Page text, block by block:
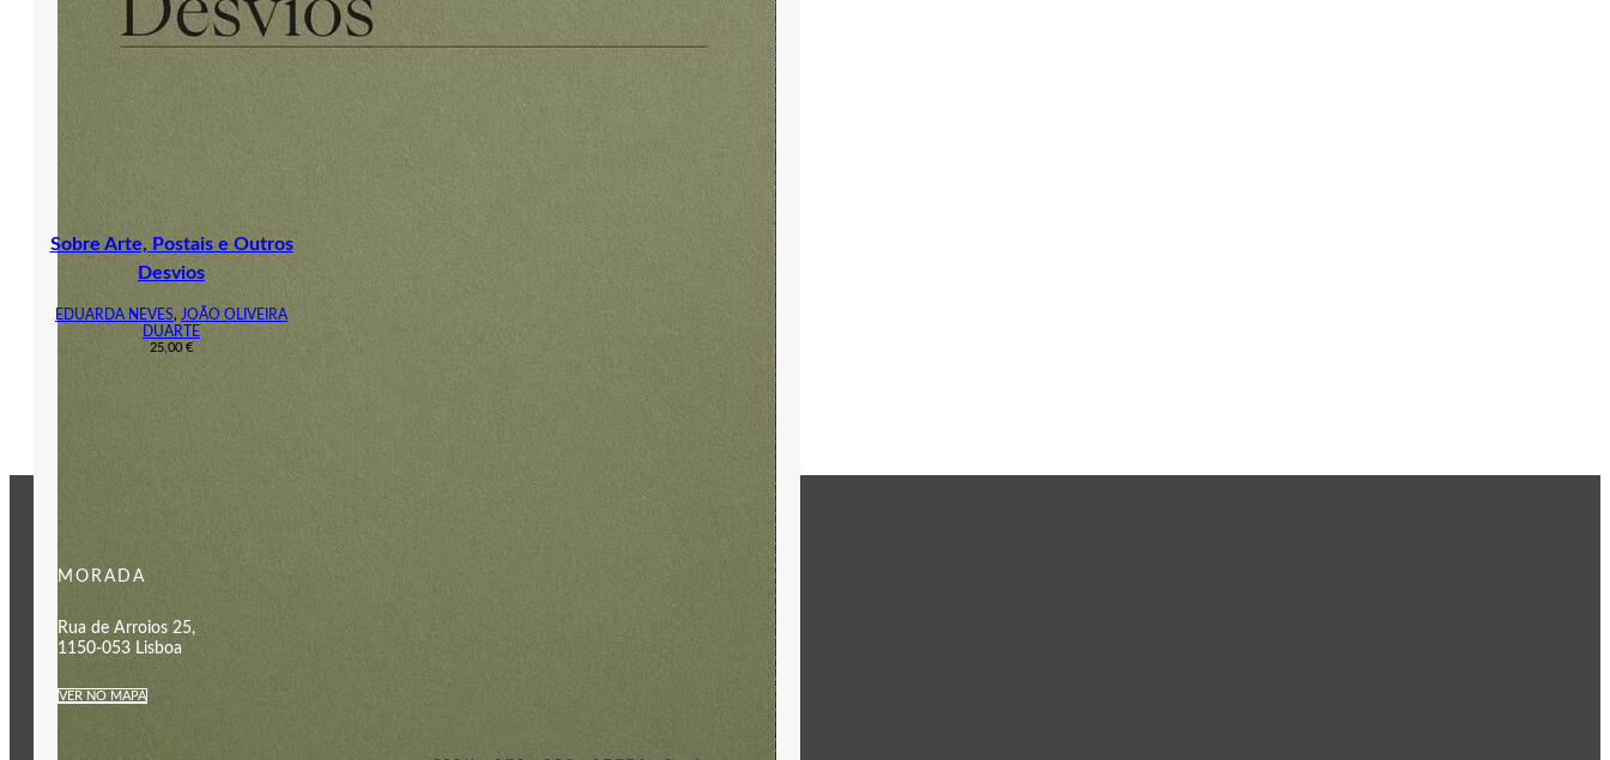
Sobre Arte, Postais e Outros
Desvios
EDUARDA NEVES, JOÃO OLIVEIRA
DUARTE
25,00 €
MORADA
Rua de Arroios 25,
1150-053 Lisboa
VER NO MAPA